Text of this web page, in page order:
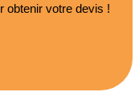
obtenir votre devis !